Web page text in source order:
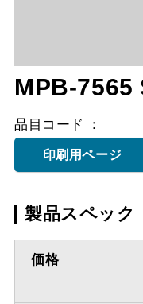
MPB-7565
品目コード
印刷用ページ
製品スペック
価格